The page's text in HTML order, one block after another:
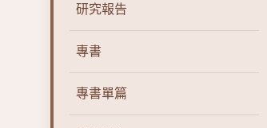
研究報告
專書
專書單篇